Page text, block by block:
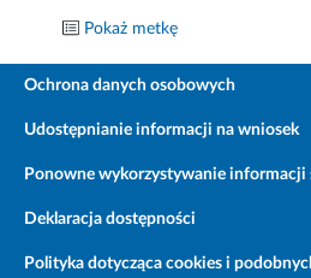
Pokaż metkę
Ochrona danych osobowych
Udostępnianie informacji na wniosek
Ponowne wykorzystywanie informacji
Deklaracja dostępności
Polityka dotycząca cookies i